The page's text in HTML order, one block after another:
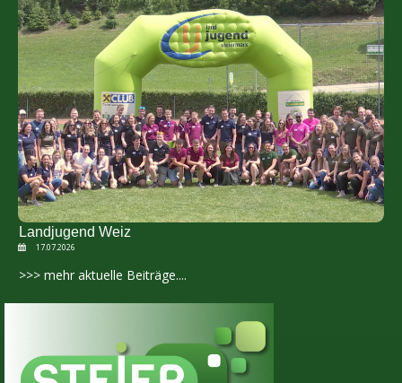
Landjugend Weiz
17.07.2026
>>> mehr aktuelle Beiträge....